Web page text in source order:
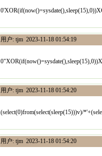
用户: tjm 2023-11-18 01:54:19
用户: tjm 2023-11-18 01:54:20
(select(0)from(select(sleep(15)))v)/
用户: tjm 2023-11-18 01:54:20